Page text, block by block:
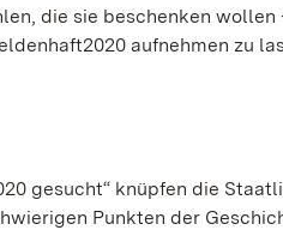
die sie beschenken
aufnehmen zu
gesucht“ knüpfen die
Punkten der